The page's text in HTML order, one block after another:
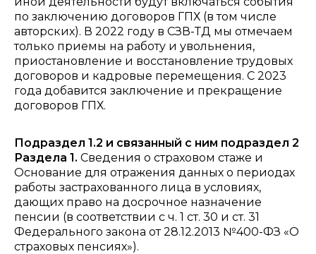
по заключению договоров ГПХ (в том числе
авторских). В 2022 году в СЗВ-ТД мы отмечаем
только приемы на работу и увольнения,
приостановление и восстановление трудовых
договоров и кадровые перемещения. С 2023
года добавится заключение и прекращение
договоров ГПХ.
Подраздел 1.2 и связанный с ним подраздел 2
Раздела 1. Сведения о страховом стаже и
Основание для отражения данных о периодах
работы застрахованного лица в условиях,
дающих право на досрочное назначение
пенсии (в соответствии с ч. 1 ст. 30 и ст. 31
Федерального закона от 28.12.2013 №400-ФЗ «О
страховых пенсиях»).